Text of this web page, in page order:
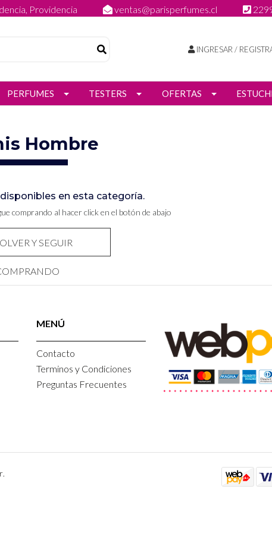
Providencia ventas@parisperfumes.cl
INGRESAR /
PERFUMES TESTERS OFERTAS
Hombre
en esta categoría.
comprando al hacer click en el botón de abajo
Y SEGUIR
MENÚ
Contacto
Terminos y Condiciones
Preguntas Frecuentes
.